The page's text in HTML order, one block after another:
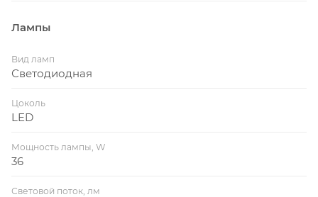
Лампы
Вид ламп
Светодиодная
Цоколь
LED
Мощность лампы, W
36
Световой поток, лм